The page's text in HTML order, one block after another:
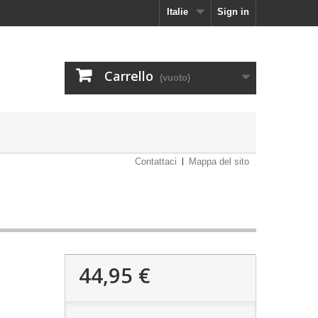
Sign in
Italie
Carrello (vuoto)
Contattaci Mappa del sito
44,95 €